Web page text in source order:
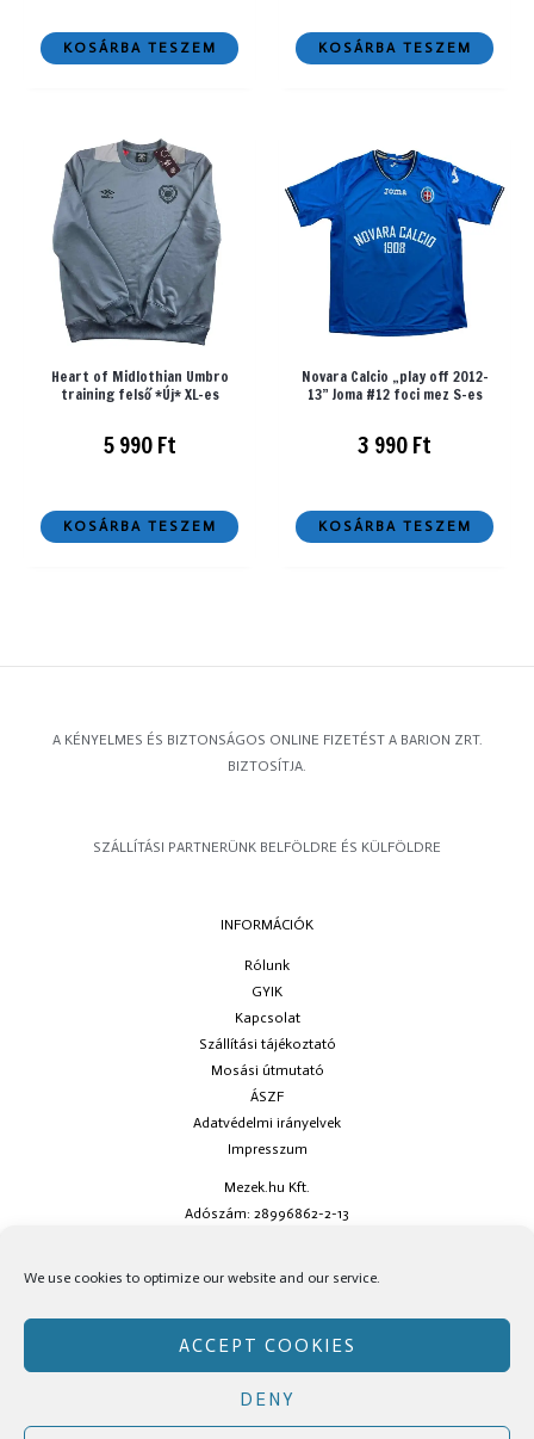
We use cookies to optimize our website and our service.
ACCEPT COOKIES
DENY
KOSÁRBA TESZEM KOSÁRBA TESZEM
Heart of Midlothian Umbro
training felső *Új* XL-es
5 990Ft
KOSÁRBA TESZEM
Novara Calcio „play off 2012-
13” Joma #12 foci mez S-es
3 990Ft
KOSÁRBA TESZEM
A KÉNYELMES ÉS BIZTONSÁGOS ONLINE FIZETÉST A BARION ZRT.
BIZTOSÍTJA.
SZÁLLÍTÁSI PARTNERÜNK BELFÖLDRE ÉS KÜLFÖLDRE
INFORMÁCIÓK
Rólunk
GYIK
Kapcsolat
Szállítási tájékoztató
Mosási útmutató
ÁSZF
Adatvédelmi irányelvek
Impresszum
Mezek.hu Kft.
Adószám: 28996862-2-13
social oldalainkon!
Copyright © Mezek.hu 2026 Mezek.hu